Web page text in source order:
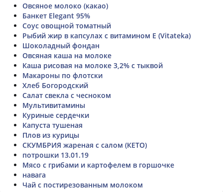
Овсяное молоко (какао)
Банкет Elegant 95%
Соус овощной томатный
Рыбий жир в капсулах с витамином Е (Vitateka)
Шоколадный фондан
Овсяная каша на молоке
Каша рисовая на молоке 3,2% с тыквой
Макароны по флотски
Хлеб Богородский
Салат свекла с чесноком
Мультивитамины
Куриные сердечки
Капуста тушеная
Плов из курицы
СКУМБРИЯ жареная с салом (КЕТО)
потрошки 13.01.19
Мясо с грибами и картофелем в горшочке
навага
Чай с постирезованным молоком